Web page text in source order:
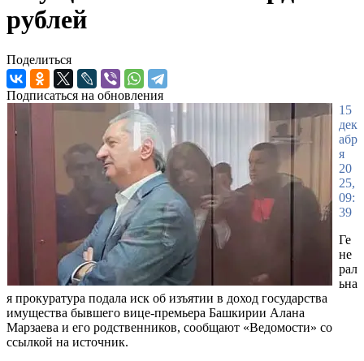
рублей
Поделиться
Подписаться на обновления
15
дек
абр
я
20
25,
09:
39
Ге
не
рал
ьна
я прокуратура подала иск об изъятии в доход государства
имущества бывшего вице-премьера Башкирии Алана
Марзаева и его родственников, сообщают «Ведомости» со
ссылкой на источник.